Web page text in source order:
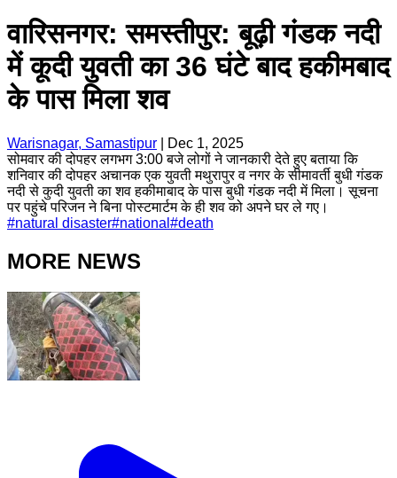
वारिसनगर: समस्तीपुर: बूढ़ी गंडक नदी
में कूदी युवती का 36 घंटे बाद हकीमबाद
के पास मिला शव
Warisnagar, Samastipur
Dec 1, 2025
सोमवार की दोपहर लगभग 3:00 बजे लोगों ने जानकारी देते हुए बताया कि
शनिवार की दोपहर अचानक एक युवती मथुरापुर व नगर के सीमावर्ती बुधी गंडक
नदी से कुदी युवती का शव हकीमाबाद के पास बुधी गंडक नदी में मिला। सूचना
पर पहुंचे परिजन ने बिना पोस्टमार्टम के ही शव को अपने घर ले गए।
#natural disaster#national #death
MORE NEWS